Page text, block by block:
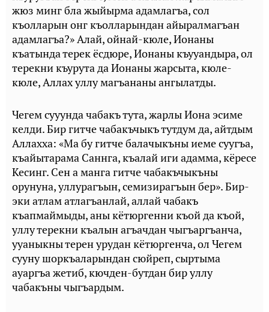
жюз минг бла жыйырма адамлагъа, сол
къолларын онг къолларындан айыралмагъан
адамлагъа?» Алай, ойнай-кюле, Ионаны
къатында терек ёсдюре, Ионаны къууандыра, ол
терекни къурута да Ионаны жарсыта, кюле-
кюле, Аллах уллу магъананы ангылатды.
Чегем сууунда чабакъ тута, жарлы Иона эсиме
келди. Бир гитче чабакъчыкъ тутдум да, айтдым
Аллахха: «Ма бу гитче балачыкъны иеме суугъа,
къайытарама Саннга, къалай иги адамма, кёресе
Кесинг. Сен а манга гитче чабакъчыкъны
орунуна, уллурагъын, семизирагъын бер». Бир-
эки атлам атлагъанлай, аллай чабакъ
къапмаймыды, аны кётюргенни къой да къой,
уллу терекни къалын агъачдан чыгъаргъанча,
ууаныкны терен урудан кётюргенча, ол Чегем
сууну шоркъаларындан сюйреп, сыртыма
ауаргъа жетиб, кючден-бутдан бир уллу
чабакъны чыгъардым.